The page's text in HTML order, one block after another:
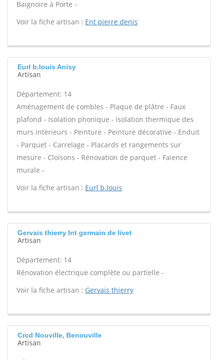
Baignoire à Porte -
Voir la fiche artisan : Ent pierre denis
Eurl b.louis Anisy
Artisan
Département: 14
Aménagement de combles - Plaque de plâtre - Faux
plafond - Isolation phonique - Isolation thermique des
murs intérieurs - Peinture - Peinture décorative - Enduit
- Parquet - Carrelage - Placards et rangements sur
mesure - Cloisons - Rénovation de parquet - Faïence
murale -
Voir la fiche artisan : Eurl b.louis
Gervais thierry Int germain de livet
Artisan
Département: 14
Rénovation électrique complète ou partielle -
Voir la fiche artisan : Gervais thierry
Crcd Nouville, Benouville
Artisan